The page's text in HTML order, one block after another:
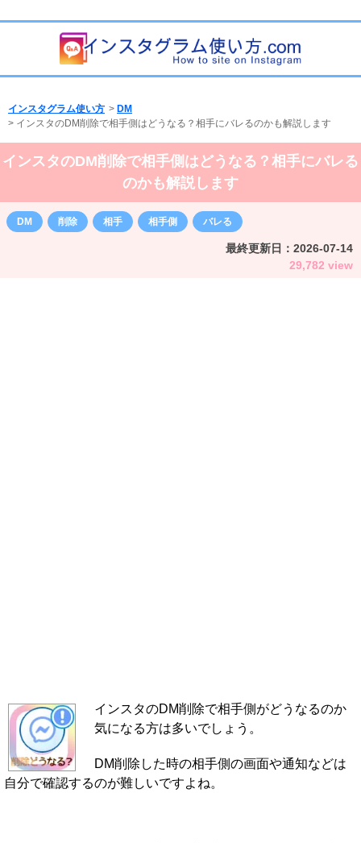
インスタグラム使い方 > DM
> インスタのDM削除で相手側はどうなる？相手にバレるのかも解説します
インスタのDM削除で相手側はどうなる？相手にバレる
のかも解説します
DM 削除 相手 相手側 バレる
最終更新日： 2026-07-14
29,782 view
インスタのDM削除で相手側がどうなるのか
気になる方は多いでしょう。
DM削除した時の相手側の画面や通知などは
自分で確認するのが難しいですよね。